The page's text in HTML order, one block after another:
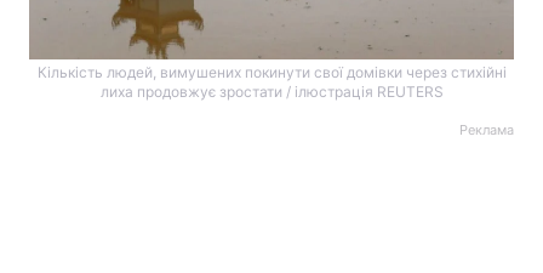
Кількість людей, вимушених покинути свої домівки через стихійні
лиха продовжує зростати / ілюстрація REUTERS
Реклама